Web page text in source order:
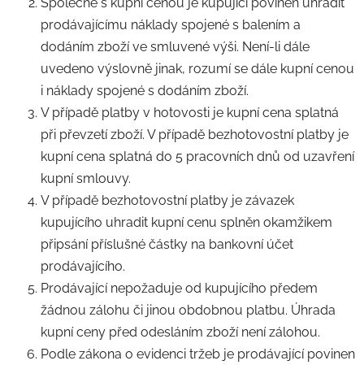
prodávajícímu náklady spojené s balením a
dodáním zboží ve smluvené výši. Není-li dále
uvedeno výslovně jinak, rozumí se dále kupní cenou
i náklady spojené s dodáním zboží.
V případě platby v hotovosti je kupní cena splatná
při převzetí zboží. V případě bezhotovostní platby je
kupní cena splatná do 5 pracovních dnů od uzavření
kupní smlouvy.
V případě bezhotovostní platby je závazek
kupujícího uhradit kupní cenu splněn okamžikem
připsání příslušné částky na bankovní účet
prodávajícího.
Prodávající nepožaduje od kupujícího předem
žádnou zálohu či jinou obdobnou platbu. Úhrada
kupní ceny před odesláním zboží není zálohou.
Podle zákona o evidenci tržeb je prodávající povinen